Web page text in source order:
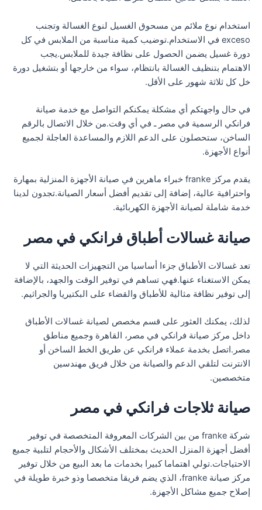
استخدام نوع ملائم من مسحوق الغسيل لنوع الغسالة وتجنب
exceso في الاستخدام.توضيب كمية مناسبة من الملابس في كل
دورة غسيل يضمن الحصول على نظافة جيدة للملابس.يجب
الاهتمام بتنظيف الغسالة بانتظام، سواء من خارجها أو بتشغيل دورة
خل كل ثلاثة شهور على الأقل.
في حال واجهتكم أي مشكلة يمكنكم التواصل مع خدمة صيانة
فرانكي الرسمية في مصر ـ في أي وقت.من خلال الاتصال بالرقم
الساخن، ستحصلون على الدعم اللازم والمساعدة العاجلة لجميع
أنواع الأجهزة.
يقدم مركز franke خبراء ماهرين في صيانة الأجهزة المنزلية بمهارة
واحترافية عالية، إضافة إلى تقديم أفضل أسعار الصيانة.تجدون لدينا
خدمة شاملة لصيانة الأجهزة الكهربائية.
صيانة غسالات أطباق فرانكي في مصر
تعد غسالات الأطباق جزءا أساسيا من التجهيزات الحديثة التي لا
يمكن الاستغناء عنها.فهي تساهم في توفير الوقت والجهد، بالإضافة
إلى توفير نظافة مثالية للأطباق والقضاء على البكتيريا والجراثيم.
لذلك، يمكنك العثور على قسم مخصص لصيانة غسالات الأطباق
داخل مركز صيانة فرانكي في مصر، القاهرة وجميع مناطق
مصر.اتصل بخدمة عملاء فرانكي عن طريق الخط الساخن أو
الانترنت لتلقي الدعم والصيانة من خلال فريق مهندسين
متخصصين.
صيانة ثلاجات فرانكي في مصر
شركة franke من بين الشركات المعروفة المتخصصة في توفير
أفضل أجهزة المنزل الحديث بمختلف الأشكال والأحجام لتلبية جميع
الاحتياجات.تولي اهتماما كبيرا بخدمات ما بعد البيع من خلال توفير
مركز صيانة franke، الذي يضم فريقا متخصصا وذو خبرة طويلة في
إصلاح جميع مشاكل الأجهزة.